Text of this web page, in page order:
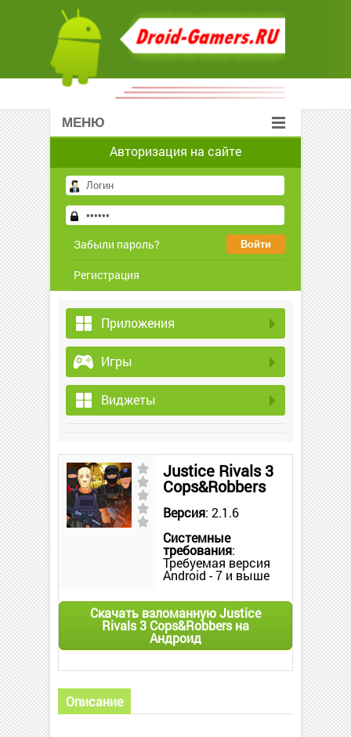
МЕНЮ
Авторизация на сайте
Забыли пароль?
Регистрация
Приложения
Игры
Виджеты
Justice Rivals 3
Cops&Robbers
Версия: 2.1.6
Системные
требования:
Требуемая версия
Android - 7 и выше
Скачать взломанную Justice
Rivals 3 Cops&Robbers на
Андроид
Описание